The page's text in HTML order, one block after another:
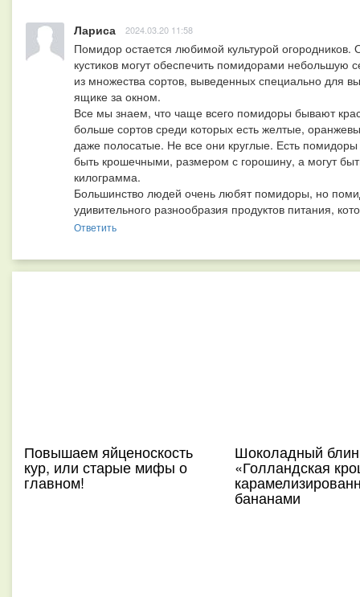
Лариса 2024.03.20 11:58
Помидор остается любимой культурой огородников.
кустиков могут обеспечить помидорами
из множества сортов, выведенных специально для
ящике за окном.
Все мы знаем, что чаще всего помидоры бывают
больше сортов среди которых есть желтые,
даже полосатые. Не все они круглые. Есть
быть крошечными, размером с горошину, а могут
килограмма.
Большинство людей очень любят помидоры, но
удивительного разнообразия продуктов питания,
Ответить
Повышаем яйценоскость
кур, или старые мифы о
главном!
Шоколадный блин
«Голландская
бананами